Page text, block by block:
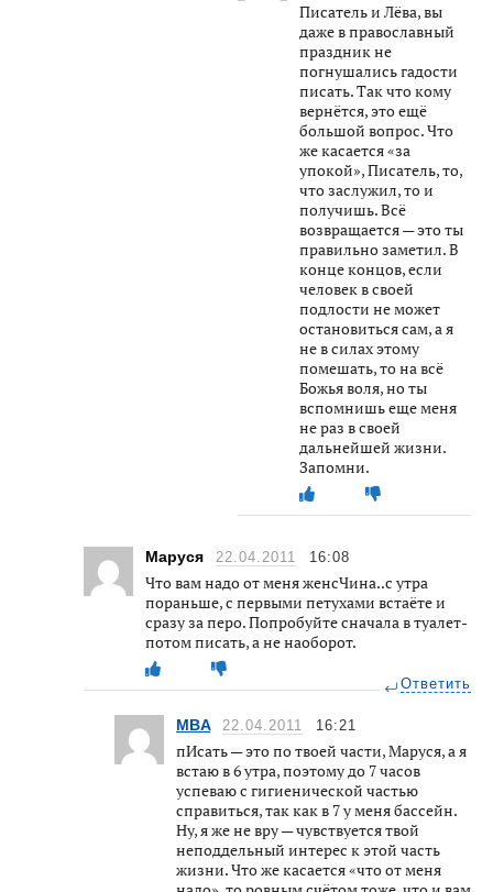
Писатель и Лёва, вы
даже в православный
праздник не
погнушались гадости
писать. Так что кому
вернётся, это ещё
большой вопрос. Что
же касается «за
упокой», Писатель, то,
что заслужил, то и
получишь. Всё
возвращается — это ты
правильно заметил. В
конце концов, если
человек в своей
подлости не может
остановиться сам, а я
не в силах этому
помешать, то на всё
Божья воля, но ты
вспомнишь еще меня
не раз в своей
дальнейшей жизни.
Запомни.
Маруся 22.04.2011 16:08
Что вам надо от меня женсЧина..с утра
пораньше, с первыми петухами встаёте и
сразу за перо. Попробуйте сначала в туалет-
потом писать, а не наоборот.
Ответить
MBA 22.04.2011 16:21
пИсать — это по твоей части, Маруся, а я
встаю в 6 утра, поэтому до 7 часов
успеваю с гигиенической частью
справиться, так как в 7 у меня бассейн.
Ну, я же не вру — чувствуется твой
неподдельный интерес к этой часть
жизни. Что же касается «что от меня